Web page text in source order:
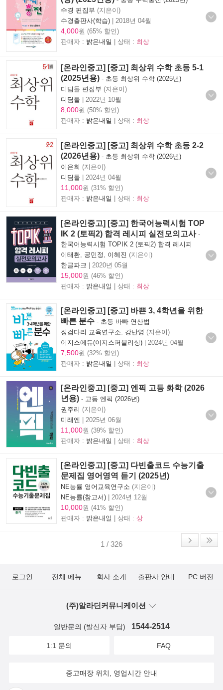
수경 편집부 (지은이)
수경출판사(학습) | 2018년 04월
4,000원 (65% 할인)
판매자 : 밝은내일 | 상태 : 최상
[온라인중고] [중고] 최상위 수학 초등 5-1
(2025년용) - 초등 최상위 수학 (2025년)
디딤돌 편집부 (지은이)
디딤돌 | 2022년 10월
8,000원 (50% 할인)
판매자 : 밝은내일 | 상태 : 최상
[온라인중고] [중고] 최상위 수학 초등 2-2
(2026년용) - 초등 최상위 수학 (2026년)
이은희 (지은이)
디딤돌 | 2024년 04월
11,000원 (31% 할인)
판매자 : 밝은내일 | 상태 : 최상
[온라인중고] [중고] 한국어능력시험 TOP
IK 2 (토픽2) 합격 레시피 실전모의고사-
한국어능력시험 TOPIK 2 (토픽2) 합격 레시피
이태환 공민정 이혜진 (지은이)
한글파크 | 2020년 05월
15,000원 (46% 할인)
판매자 : 밝은내일 | 상태 : 최상
[온라인중고] [중고] 바쁜 3, 4학년을 위한
빠른 분수 - 초등 바빠 연산법
징검다리 교육연구소
강난영 (지은이)
이지스에듀(이지스퍼블리싱) | 2024년 04월
7,500원 (32% 할인)
판매자 : 밝은내일 | 상태 : 최상
[온라인중고] [중고] 엔픽 고등 화학 (2026
년용) - 고등 엔픽 (2026년)
권주리 (지은이)
미래엔 | 2025년 06월
11,000원 (39% 할인)
판매자 : 밝은내일 | 상태 : 최상
[온라인중고] [중고] 다빈출코드 수능기출
문제집 영어영역 듣기 (2025년)
NE능률 영어교육연구소 (지은이)
NE능률(참고서) | 2024년 12월
10,000원 (41% 할인)
판매자 : 밝은내일 | 상태 : 상
1 / 326
로그인 전체 메뉴 회사 소개 출판사 안내 PC 버전
(주)알라딘커뮤니케이션
일반문의 (발신자 부담) 1544-2514
1:1 문의 FAQ
중고매장 위치, 영업시간 안내